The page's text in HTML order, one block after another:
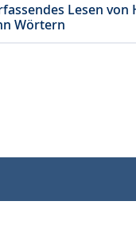
Lesen von
Wörtern